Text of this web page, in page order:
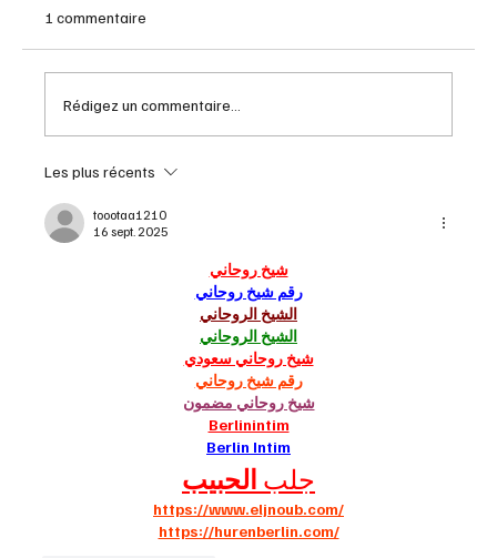
robinet au Canada
1 commentaire
Rédigez un commentaire...
Les plus récents
toootaa1210
16 sept. 2025
شيخ روحاني
رقم شيخ روحاني
الشيخ الروحاني
الشيخ الروحاني
شيخ روحاني سعودي
رقم شيخ روحاني
شيخ روحاني مضمون
Berlinintim
Berlin Intim
جلب الحبيب
https://www.eljnoub.com/
https://hurenberlin.com/